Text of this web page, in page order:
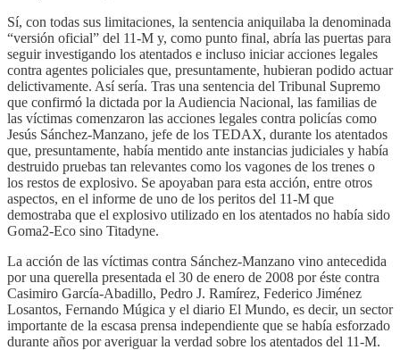
Sí, con todas sus limitaciones, la sentencia aniquilaba la denominada
“versión oficial” del 11-M y, como punto final, abría las puertas para
seguir investigando los atentados e incluso iniciar acciones legales
contra agentes policiales que, presuntamente, hubieran podido actuar
delictivamente. Así sería. Tras una sentencia del Tribunal Supremo
que confirmó la dictada por la Audiencia Nacional, las familias de
las víctimas comenzaron las acciones legales contra policías como
Jesús Sánchez-Manzano, jefe de los TEDAX, durante los atentados
que, presuntamente, había mentido ante instancias judiciales y había
destruido pruebas tan relevantes como los vagones de los trenes o
los restos de explosivo. Se apoyaban para esta acción, entre otros
aspectos, en el informe de uno de los peritos del 11-M que
demostraba que el explosivo utilizado en los atentados no había sido
Goma2-Eco sino Titadyne.
La acción de las víctimas contra Sánchez-Manzano vino antecedida
por una querella presentada el 30 de enero de 2008 por éste contra
Casimiro García-Abadillo, Pedro J. Ramírez, Federico Jiménez
Losantos, Fernando Múgica y el diario El Mundo, es decir, un sector
importante de la escasa prensa independiente que se había esforzado
durante años por averiguar la verdad sobre los atentados del 11-M.